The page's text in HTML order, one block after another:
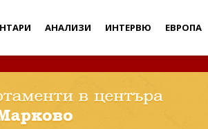
АНАЛИЗИ ИНТЕРВЮ ЕВРОПА